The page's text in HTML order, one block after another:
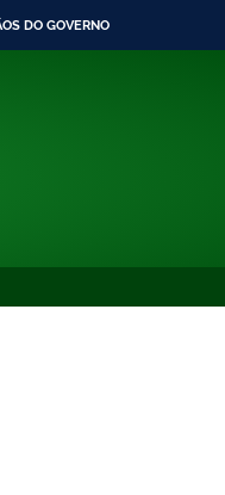
DO GOVERNO